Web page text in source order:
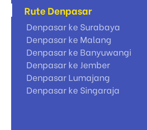
Rute Denpasar
Denpasar ke Surabaya
Denpasar ke Malang
Denpasar ke Banyuwangi
Denpasar ke Jember
Denpasar Lumajang
Denpasar ke Singaraja